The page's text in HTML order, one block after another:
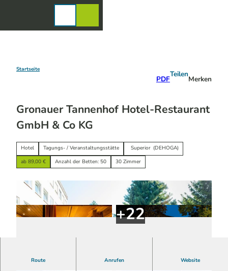
Startseite
PDF
Teilen
Merken
Gronauer Tannenhof Hotel-Restaurant
GmbH & Co KG
Hotel Tagungs- / Veranstaltungsstätte Superior (DEHOGA)
ab 89,00 €
Anzahl der Betten: 50 30 Zimmer
Route Anrufen Website